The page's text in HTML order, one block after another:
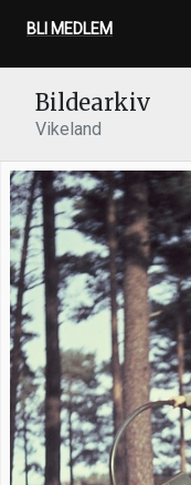
BLI MEDLEM
Bildearkiv
Vikeland